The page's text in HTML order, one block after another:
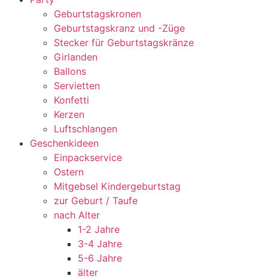
Geburtstagskronen
Geburtstagskranz und -Züge
Stecker für Geburtstagskränze
Girlanden
Ballons
Servietten
Konfetti
Kerzen
Luftschlangen
Geschenkideen
Einpackservice
Ostern
Mitgebsel Kindergeburtstag
zur Geburt / Taufe
nach Alter
1-2 Jahre
3-4 Jahre
5-6 Jahre
älter